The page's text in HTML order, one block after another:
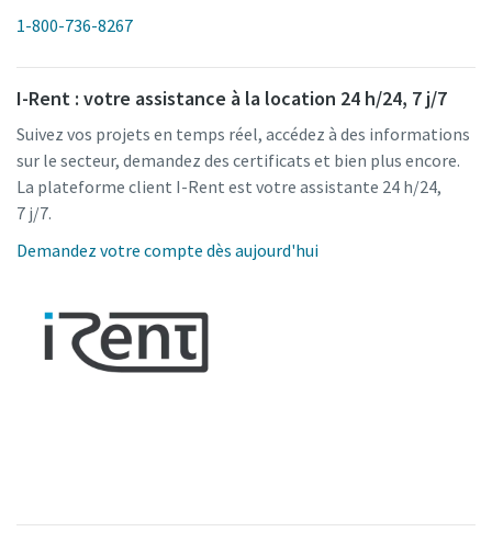
1-800-736-8267
I-Rent : votre assistance à la location 24 h/24, 7 j/7
Suivez vos projets en temps réel, accédez à des informations
sur le secteur, demandez des certificats et bien plus encore.
La plateforme client I-Rent est votre assistante 24 h/24,
7 j/7.
Demandez votre compte dès aujourd'hui